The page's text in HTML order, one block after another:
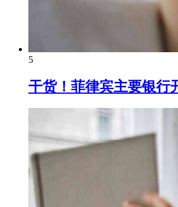
5
干货！菲律宾主要银行